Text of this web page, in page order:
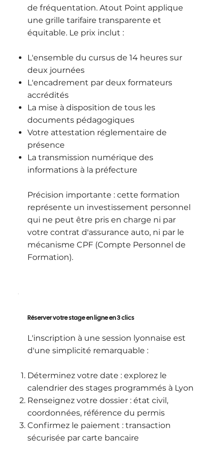
de fréquentation. Atout Point applique
une grille tarifaire transparente et
équitable. Le prix inclut :
L'ensemble du cursus de 14 heures sur
deux journées
L'encadrement par deux formateurs
accrédités
La mise à disposition de tous les
documents pédagogiques
Votre attestation réglementaire de
présence
La transmission numérique des
informations à la préfecture
Précision importante : cette formation
représente un investissement personnel
qui ne peut être pris en charge ni par
votre contrat d'assurance auto, ni par le
mécanisme CPF (Compte Personnel de
Formation).
Réserver votre stage en ligne en 3 clics
L'inscription à une session lyonnaise est
d'une simplicité remarquable :
Déterminez votre date : explorez le
calendrier des stages programmés à Lyon
Renseignez votre dossier : état civil,
coordonnées, référence du permis
Confirmez le paiement : transaction
sécurisée par carte bancaire